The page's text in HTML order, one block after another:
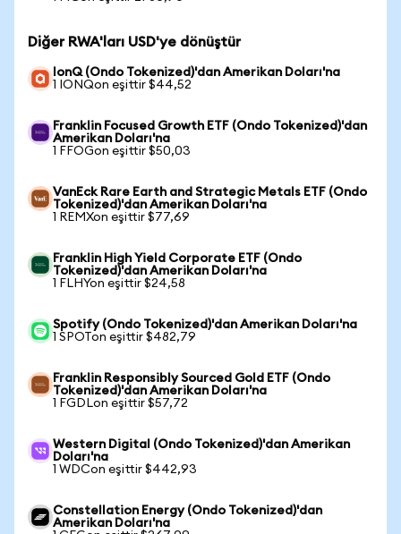
Diğer RWA'ları USD'ye dönüştür
IonQ (Ondo Tokenized)'dan Amerikan Doları'na
1 IONQon eşittir $44,52
Franklin Focused Growth ETF (Ondo Tokenized)'dan
Amerikan Doları'na
1 FFOGon eşittir $50,03
VanEck Rare Earth and Strategic Metals ETF (Ondo
Tokenized)'dan Amerikan Doları'na
1 REMXon eşittir $77,69
Franklin High Yield Corporate ETF (Ondo
Tokenized)'dan Amerikan Doları'na
1 FLHYon eşittir $24,58
Spotify (Ondo Tokenized)'dan Amerikan Doları'na
1 SPOTon eşittir $482,79
Franklin Responsibly Sourced Gold ETF (Ondo
Tokenized)'dan Amerikan Doları'na
1 FGDLon eşittir $57,72
Western Digital (Ondo Tokenized)'dan Amerikan
Doları'na
1 WDCon eşittir $442,93
Constellation Energy (Ondo Tokenized)'dan
Amerikan Doları'na